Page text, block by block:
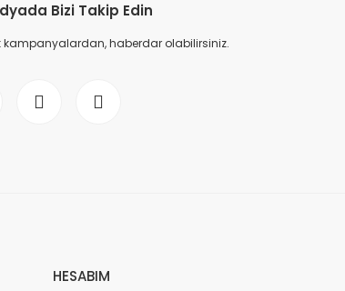
Bizi Takip Edin
kampanyalardan, haberdar olabilirsiniz.
HESABIM